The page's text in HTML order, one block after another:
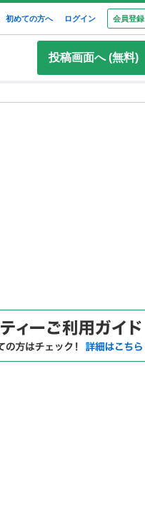
初めての方へ ログイン 会員登録
投稿画面へ (無料)